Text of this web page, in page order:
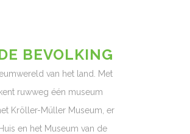
BEVOLKING
van het land. Met
ruwweg één museum
Kröller-Müller Museum, er
en het Museum van de